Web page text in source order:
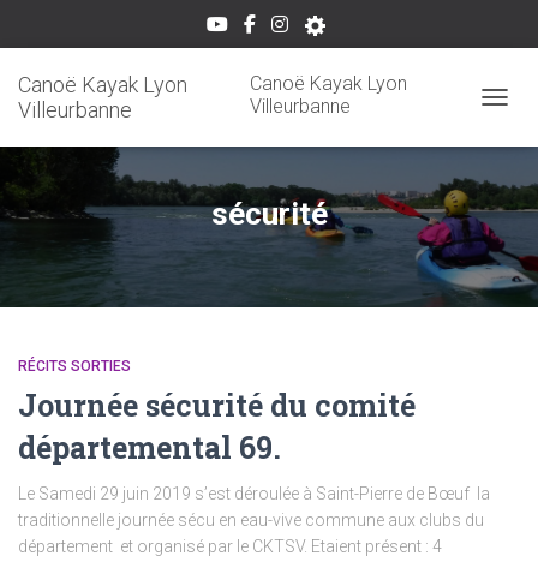
Canoë Kayak Lyon
Villeurbanne
Canoë Kayak Lyon
Villeurbanne
sécurité
RÉCITS SORTIES
Journée sécurité du comité
départemental 69.
Le Samedi 29 juin 2019 s’est déroulée à Saint-Pierre de Bœuf la
traditionnelle journée sécu en eau-vive commune aux clubs du
département et organisé par le CKTSV. Etaient présent : 4